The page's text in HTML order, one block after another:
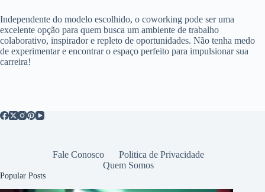
Independente do modelo escolhido, o coworking pode ser uma
excelente opção para quem busca um ambiente de trabalho
colaborativo, inspirador e repleto de oportunidades. Não tenha medo
de experimentar e encontrar o espaço perfeito para impulsionar sua
carreira!
Fale Conosco
Politica de Privacidade
Quem Somos
Popular Posts